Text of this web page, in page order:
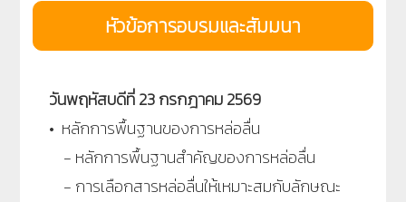
หัวข้อการอบรมและสัมมนา
วันพฤหัสบดีที่ 23 กรกฎาคม 2569
• หลักการพื้นฐานของการหล่อลื่น
- หลักการพื้นฐานสำคัญของการหล่อลื่น
- การเลือกสารหล่อลื่นให้เหมาะสมกับลักษณะ